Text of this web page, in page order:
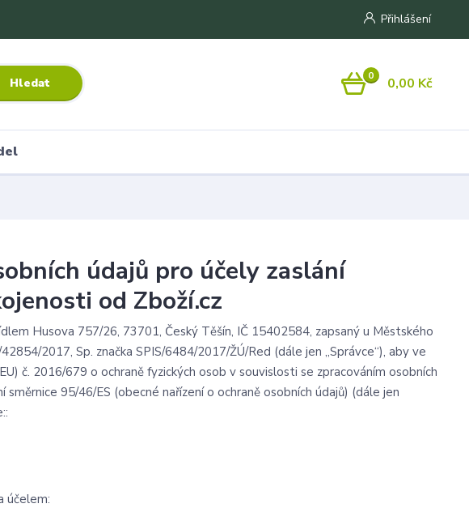
Přihlášení
Hledat 0 0,00 Kč
údajů pro účely zaslání
od Zboží.cz
Husova 757/26, 73701, Český Těšín, IČ 15402584, zapsaný u Městského
2017, Sp. značka SPIS/6484/2017/ŽÚ/Red (dále jen „Správce“), aby ve
č. 2016/679 o ochraně fyzických osob v souvislosti se zpracováním osobních
95/46/ES (obecné nařízení o ochraně osobních údajů) (dále jen
účelem: